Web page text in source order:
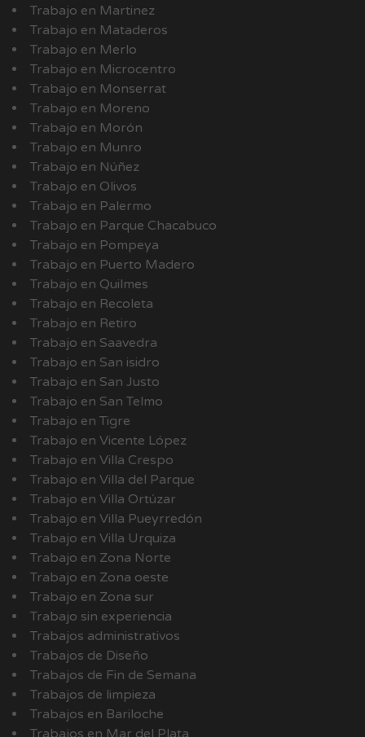
Trabajo en Martinez
Trabajo en Mataderos
Trabajo en Merlo
Trabajo en Microcentro
Trabajo en Monserrat
Trabajo en Moreno
Trabajo en Morón
Trabajo en Munro
Trabajo en Núñez
Trabajo en Olivos
Trabajo en Palermo
Trabajo en Parque Chacabuco
Trabajo en Pompeya
Trabajo en Puerto Madero
Trabajo en Quilmes
Trabajo en Recoleta
Trabajo en Retiro
Trabajo en Saavedra
Trabajo en San isidro
Trabajo en San Justo
Trabajo en San Telmo
Trabajo en Tigre
Trabajo en Vicente López
Trabajo en Villa Crespo
Trabajo en Villa del Parque
Trabajo en Villa Ortúzar
Trabajo en Villa Pueyrredón
Trabajo en Villa Urquiza
Trabajo en Zona Norte
Trabajo en Zona oeste
Trabajo en Zona sur
Trabajo sin experiencia
Trabajos administrativos
Trabajos de Diseño
Trabajos de Fin de Semana
Trabajos de limpieza
Trabajos en Bariloche
Trabajos en Mar del Plata